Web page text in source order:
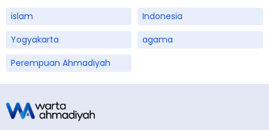
islam
Indonesia
Yogyakarta
agama
Perempuan Ahmadiyah